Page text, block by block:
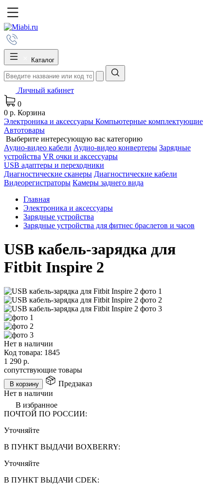
Каталог
Личный кабинет
0
0 р. Корзина
Электроника и аксессуары Компьютерные комплектующие
Автотовары
Выберите интересующую вас категорию
Аудио-видео кабели Аудио-видео конвертеры Зарядные
устройства VR очки и аксессуары
USB адаптеры и переходники
Диагностические сканеры Диагностические кабели
Видеорегистраторы Камеры заднего вида
Главная
Электроника и аксессуары
Зарядные устройства
Зарядные устройства для фитнес браслетов и часов
USB кабель-зарядка для
Fitbit Inspire 2
Нет в наличии
Код товара: 1845
1 290 р.
сопутствующие товары
В корзину
Предзаказ
Нет в наличии
В избранное
ПОЧТОЙ ПО РОССИИ:
Уточняйте
В ПУНКТ ВЫДАЧИ BOXBERRY:
Уточняйте
В ПУНКТ ВЫДАЧИ CDEK: